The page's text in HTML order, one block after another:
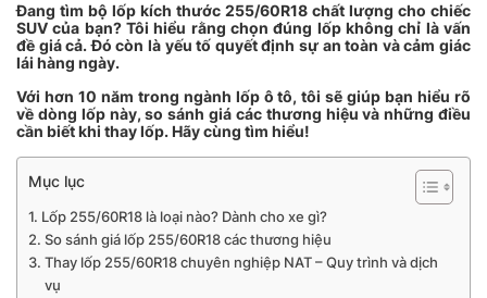
Đang tìm bộ lốp kích thước 255/60R18 chất lượng cho chiếc
SUV của bạn? Tôi hiểu rằng chọn đúng lốp không chỉ là vấn
đề giá cả. Đó còn là yếu tố quyết định sự an toàn và cảm giác
lái hàng ngày.
Với hơn 10 năm trong ngành lốp ô tô, tôi sẽ giúp bạn hiểu rõ
về dòng lốp này, so sánh giá các thương hiệu và những điều
cần biết khi thay lốp. Hãy cùng tìm hiểu!
Mục lục
Lốp 255/60R18 là loại nào? Dành cho xe gì?
So sánh giá lốp 255/60R18 các thương hiệu
Thay lốp 255/60R18 chuyên nghiệp NAT – Quy trình và dịch
vụ